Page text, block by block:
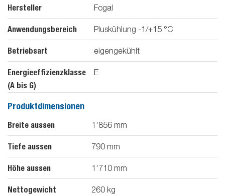
Hersteller Fogal
Anwendungsbereich Pluskühlung -1/+15 °C
Betriebsart eigengekühlt
Energieeffizienzklasse
(A bis G)
E
Produktdimensionen
Breite aussen 1'856 mm
Tiefe aussen 790 mm
Höhe aussen 1'710 mm
Nettogewicht 260 kg